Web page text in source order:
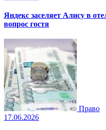
Яндекс заселяет Алису в
вопрос гостя
Право
17.06.2026